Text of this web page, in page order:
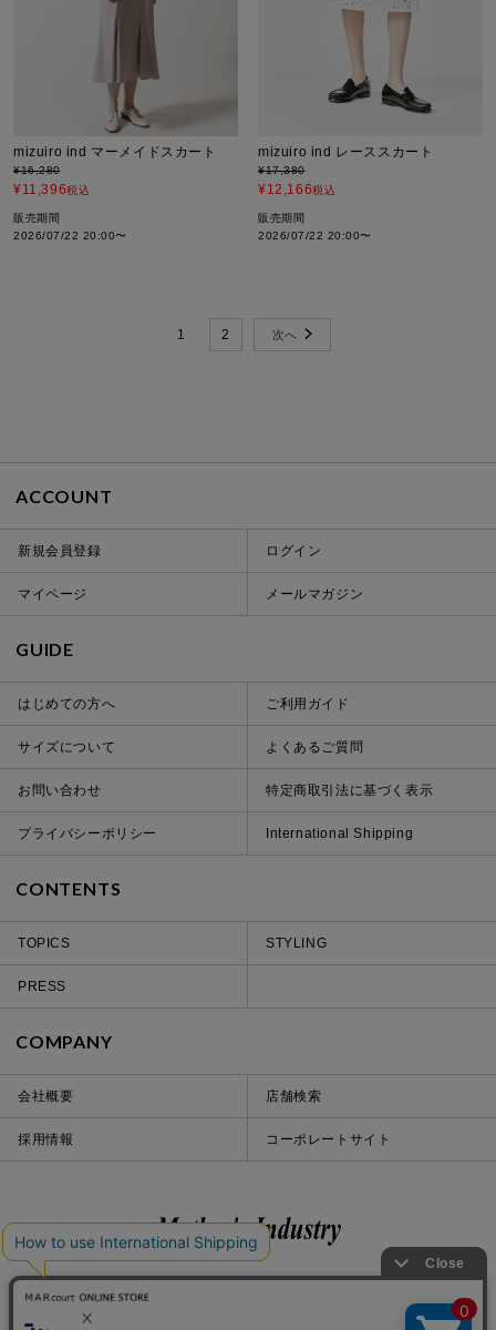
mizuiro ind マーメイドスカート
¥16,280
¥11,396税込
販売期間
2026/07/22 20:00〜
mizuiro ind レーススカート
¥17,380
¥12,166税込
販売期間
2026/07/22 20:00〜
1 2
ACCOUNT
新規会員登録 ログイン
マイページ メールマガジン
GUIDE
はじめての方へ ご利用ガイド
サイズについて よくあるご質問
お問い合わせ 特定商取引法に基づく表示
プライバシーポリシー International Shipping
CONTENTS
TOPICS STYLING
PRESS
COMPANY
会社概要 店舗検索
採用情報 コーポレートサイト
Instagram